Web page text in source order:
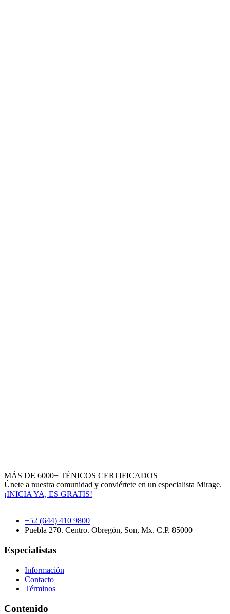
MÁS DE 6000+ TÉNICOS CERTIFICADOS
Únete a nuestra comunidad y conviértete en un especialista Mirage.
¡INICIA YA, ES GRATIS!
+52 (644) 410 9800
Puebla 270. Centro. Obregón, Son, Mx. C.P. 85000
Especialistas
Información
Contacto
Términos
Contenido